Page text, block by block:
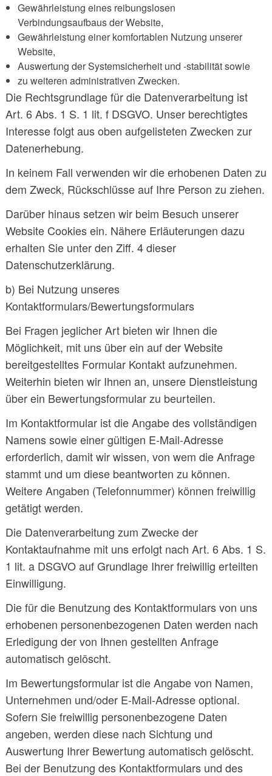
Gewährleistung eines reibungslosen
Verbindungsaufbaus der Website,
Gewährleistung einer komfortablen Nutzung unserer
Website,
Auswertung der Systemsicherheit und -stabilität sowie
zu weiteren administrativen Zwecken.
Die Rechtsgrundlage für die Datenverarbeitung ist
Art. 6 Abs. 1 S. 1 lit. f DSGVO. Unser berechtigtes
Interesse folgt aus oben aufgelisteten Zwecken zur
Datenerhebung.
In keinem Fall verwenden wir die erhobenen Daten zu
dem Zweck, Rückschlüsse auf Ihre Person zu ziehen.
Darüber hinaus setzen wir beim Besuch unserer
Website Cookies ein. Nähere Erläuterungen dazu
erhalten Sie unter den Ziff. 4 dieser
Datenschutzerklärung.
b) Bei Nutzung unseres
Kontaktformulars/Bewertungsformulars
Bei Fragen jeglicher Art bieten wir Ihnen die
Möglichkeit, mit uns über ein auf der Website
bereitgestelltes Formular Kontakt aufzunehmen.
Weiterhin bieten wir Ihnen an, unsere Dienstleistung
über ein Bewertungsformular zu beurteilen.
Im Kontaktformular ist die Angabe des vollständigen
Namens sowie einer gültigen E-Mail-Adresse
erforderlich, damit wir wissen, von wem die Anfrage
stammt und um diese beantworten zu können.
Weitere Angaben (Telefonnummer) können freiwillig
getätigt werden.
Die Datenverarbeitung zum Zwecke der
Kontaktaufnahme mit uns erfolgt nach Art. 6 Abs. 1 S.
1 lit. a DSGVO auf Grundlage Ihrer freiwillig erteilten
Einwilligung.
Die für die Benutzung des Kontaktformulars von uns
erhobenen personenbezogenen Daten werden nach
Erledigung der von Ihnen gestellten Anfrage
automatisch gelöscht.
Im Bewertungsformular ist die Angabe von Namen,
Unternehmen und/oder E-Mail-Adresse optional.
Sofern Sie freiwillig personenbezogene Daten
angeben, werden diese nach Sichtung und
Auswertung Ihrer Bewertung automatisch gelöscht.
Bei der Benutzung des Kontaktformulars und des